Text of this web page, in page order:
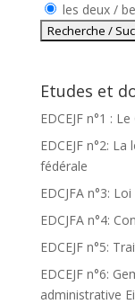
les deux /
Etudes et
EDCEJF n°1 :
EDCEJF n°2:
fédérale
EDCJFA n°3:
EDCJFA n°4:
EDCEJF n°5:
EDCEJF n°6:
administrative